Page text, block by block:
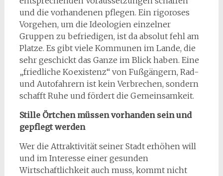
und die vorhandenen pflegen. Ein rigoroses
Vorgehen, um die Ideologien einzelner
Gruppen zu befriedigen, ist da absolut fehl am
Platze. Es gibt viele Kommunen im Lande, die
sehr geschickt das Ganze im Blick haben. Eine
„friedliche Koexistenz“ von Fußgängern, Rad-
und Autofahrern ist kein Verbrechen, sondern
schafft Ruhe und fördert die Gemeinsamkeit.
Stille Örtchen müssen vorhanden sein und
gepflegt werden
Wer die Attraktivität seiner Stadt erhöhen will
und im Interesse einer gesunden
Wirtschaftlichkeit auch muss, kommt nicht